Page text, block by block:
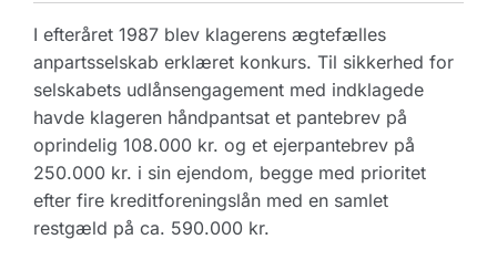
I efteråret 1987 blev klagerens ægtefælles
anpartsselskab erklæret konkurs. Til sikkerhed for
selskabets udlånsengagement med indklagede
havde klageren håndpantsat et pantebrev på
oprindelig 108.000 kr. og et ejerpantebrev på
250.000 kr. i sin ejendom, begge med prioritet
efter fire kreditforeningslån med en samlet
restgæld på ca. 590.000 kr.